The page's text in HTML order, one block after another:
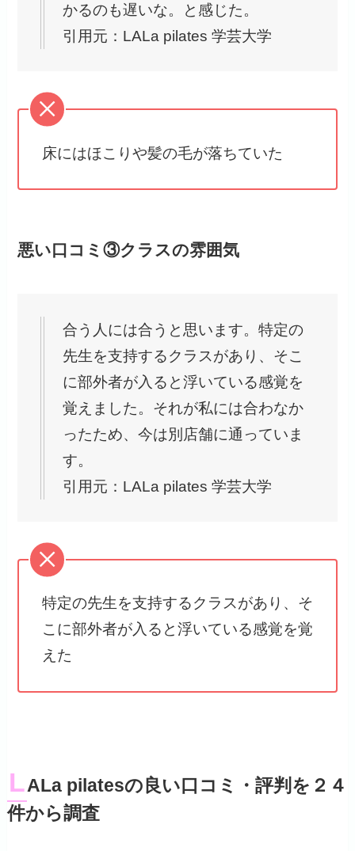
かるのも遅いな。と感じた。
引用元：LALa pilates 学芸大学
床にはほこりや髪の毛が落ちていた
悪い口コミ③クラスの雰囲気
合う人には合うと思います。特定の
先生を支持するクラスがあり、そこ
に部外者が入ると浮いている感覚を
覚えました。それが私には合わなか
ったため、今は別店舗に通っていま
す。
引用元：LALa pilates 学芸大学
特定の先生を支持するクラスがあり、そ
こに部外者が入ると浮いている感覚を覚
えた
LALa pilatesの良い口コミ・評判を２４
件から調査